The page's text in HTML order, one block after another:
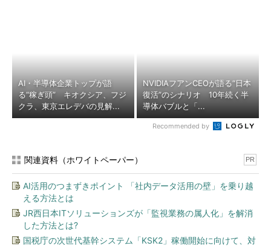
AI・半導体企業トップが語
る“稼ぎ頭” キオクシア、フジ
クラ、東京エレデバの見解...
NVIDIAフアンCEOが語る“日本
復活”のシナリオ 10年続く半
導体バブルと「...
Recommended by
関連資料（ホワイトペーパー） PR
AI活用のつまずきポイント 「社内データ活用の壁」を乗り越
える方法とは
JR西日本ITソリューションズが「監視業務の属人化」を解消
した方法とは?
国税庁の次世代基幹システム「KSK2」稼働開始に向けて、対